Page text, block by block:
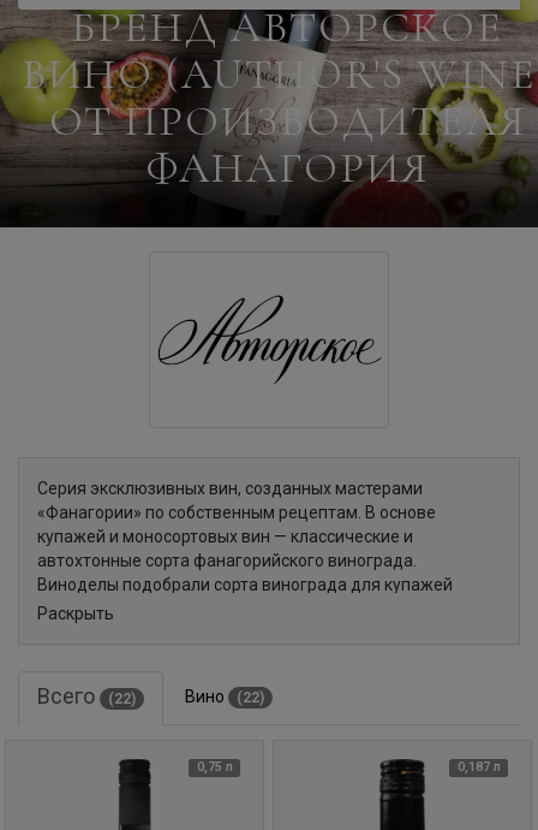
БРЕНД АВТОРСКОЕ
ВИНО (AUTHOR'S
ОТ ПРОИЗВОДИТЕЛЯ
ФАНАГОРИЯ
Серия эксклюзивных вин, созданных мастерами
«Фанагории» по собственным рецептам. В основе
купажей и моносортовых вин — классические и
автохтонные сорта фанагорийского винограда.
Виноделы подобрали сорта винограда для купажей
таким образом, чтобы с одной стороны подчеркнуть их
Раскрыть
Всего (22) Вино (22)
0,75 л 0,187 л